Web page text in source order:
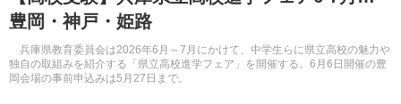
自由研究教材（小学生向け）
豊岡・神戸・姫路
兵庫県教育委員会は2026年6月～7月にかけて、中学生らに県立高校の魅力や
独自の取組みを紹介する「県立高校進学フェア」を開催する。6月6日開催の豊
岡会場の事前申込みは5月27日まで。